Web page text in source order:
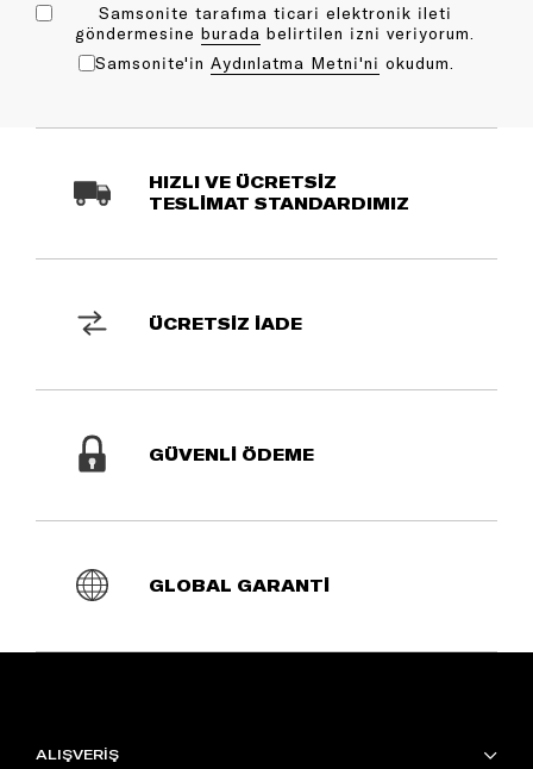
Samsonite tarafıma ticari elektronik ileti
göndermesine bu rada belirtilen izni veriyorum.
Samsonite'in Aydınlatma Metni'ni okudum.
HIZLI VE ÜCRETSİZ
TESLİMAT STANDARDIMIZ
ÜCRETSİZ İADE
GÜVENLİ ÖDEME
GLOBAL GARANTİ
ALIŞVERİŞ